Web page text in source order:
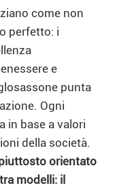
come non
perfetto: i
e
punta
Ogni
in base a valori
della società.
orientato
modelli: il